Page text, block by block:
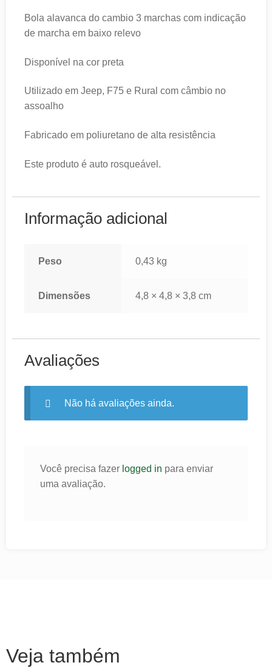
Bola alavanca do cambio 3 marchas com indicação
de marcha em baixo relevo
Disponível na cor preta
Utilizado em Jeep, F75 e Rural com câmbio no
assoalho
Fabricado em poliuretano de alta resistência
Este produto é auto rosqueável.
Informação adicional
Peso 0,43 kg
Dimensões 4,8 × 4,8 × 3,8 cm
Avaliações
Não há avaliações ainda.
Você precisa fazer logged in para enviar
uma avaliação.
Veja também